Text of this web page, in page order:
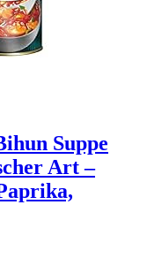
Suppe
Art –